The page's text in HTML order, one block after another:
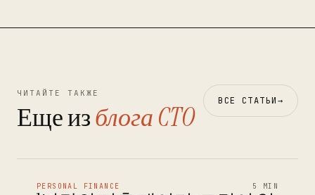
ЧИТАЙТЕ ТАКЖЕ
Еще изблога CTO ВСЕ СТАТЬИ→
PERSONAL FINANCE 5 MIN